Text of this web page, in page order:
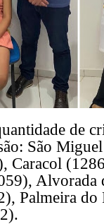
de
São
Caracol
Alvorada
Palmeira